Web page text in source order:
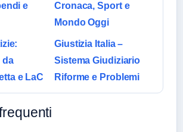
e
Cronaca, Sport e
Mondo Oggi
da
e LaC
Giustizia Italia –
Sistema Giudiziario
Riforme e Problemi